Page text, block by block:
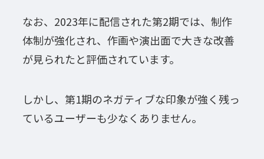
なお、2023年に配信された第2期では、制作
体制が強化され、作画や演出面で大きな改善
が見られたと評価されています。
しかし、第1期のネガティブな印象が強く残っ
ているユーザーも少なくありません。